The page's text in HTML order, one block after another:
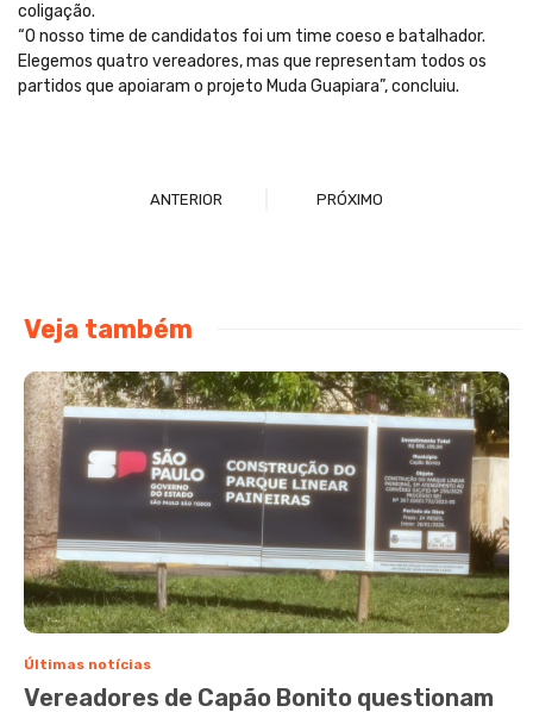
coligação.
“O nosso time de candidatos foi um time coeso e batalhador.
Elegemos quatro vereadores, mas que representam todos os
partidos que apoiaram o projeto Muda Guapiara”, concluiu.
ANTERIOR PRÓXIMO
Veja também
Últimas notícias
Vereadores de Capão Bonito questionam